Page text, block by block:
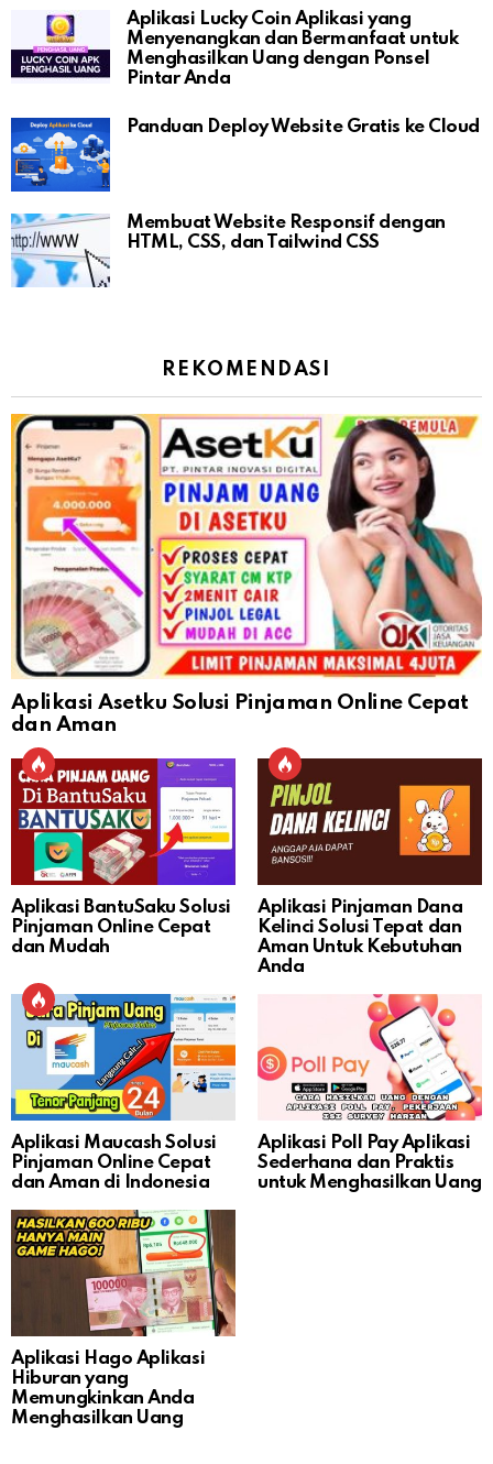
Aplikasi Lucky Coin Aplikasi yang
Menyenangkan dan Bermanfaat untuk
Menghasilkan Uang dengan Ponsel
Pintar Anda
Panduan Deploy Website Gratis ke Cloud
Membuat Website Responsif dengan
HTML, CSS, dan Tailwind CSS
REKOMENDASI
Aplikasi Asetku Solusi Pinjaman Online Cepat
dan Aman
Aplikasi BantuSaku Solusi
Pinjaman Online Cepat
dan Mudah
Aplikasi Pinjaman Dana
Kelinci Solusi Tepat dan
Aman Untuk Kebutuhan
Anda
Aplikasi Maucash Solusi
Pinjaman Online Cepat
dan Aman di Indonesia
Aplikasi Poll Pay Aplikasi
Sederhana dan Praktis
untuk Menghasilkan Uang
Aplikasi Hago Aplikasi
Hiburan yang
Memungkinkan Anda
Menghasilkan Uang